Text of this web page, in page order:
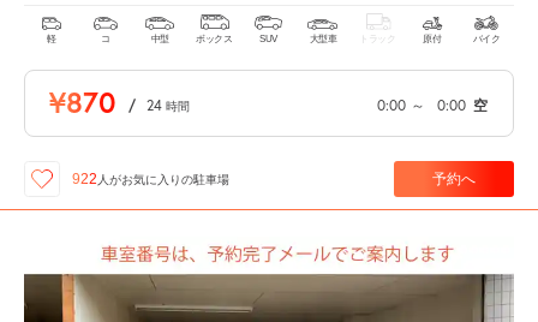
軽 コ 中型 ボックス SUV 大型車 トラック 原付 バイク
¥870 / 24 時間 0:00 ～ 0:00 空
922 人がお気に入りの駐車場 予約へ